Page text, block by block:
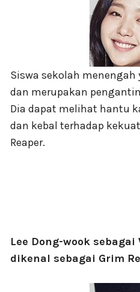
Siswa sekolah
dan merupakan
Dia dapat melihat hantu
dan kebal terhadap
Reaper.
Lee Dong-wook sebagai
dikenal sebagai Grim